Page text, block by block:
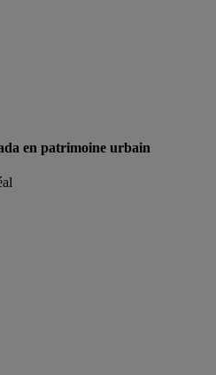
en patrimoine urbain